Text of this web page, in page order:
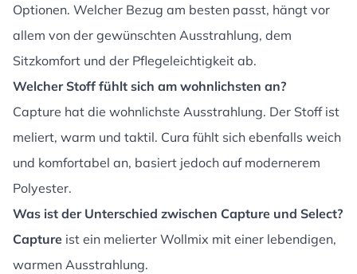
Optionen. Welcher Bezug am besten passt, hängt vor
allem von der gewünschten Ausstrahlung, dem
Sitzkomfort und der Pflegeleichtigkeit ab.
Welcher Stoff fühlt sich am wohnlichsten an?
Capture hat die wohnlichste Ausstrahlung. Der Stoff ist
meliert, warm und taktil. Cura fühlt sich ebenfalls weich
und komfortabel an, basiert jedoch auf modernerem
Polyester.
Was ist der Unterschied zwischen Capture und Select?
Capture ist ein melierter Wollmix mit einer lebendigen,
warmen Ausstrahlung.